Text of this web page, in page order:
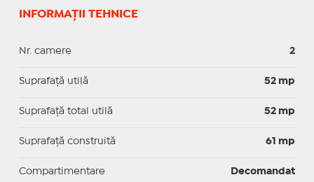
INFORMAȚII TEHNICE
Nr. camere 2
Suprafaţă utilă 52 mp
Suprafaţă total utilă 52 mp
Suprafaţă construită 61 mp
Compartimentare Decomandat